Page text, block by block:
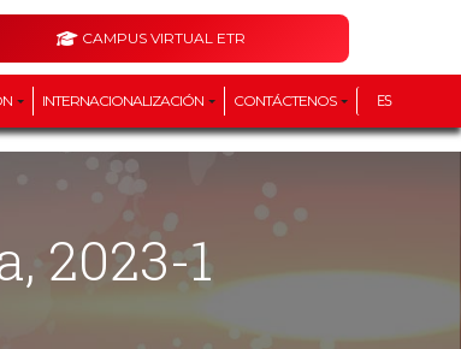
CAMPUS VIRTUAL ETR
INTERNACIONALIZACIÓN CONTÁCTENOS ES
2023-1